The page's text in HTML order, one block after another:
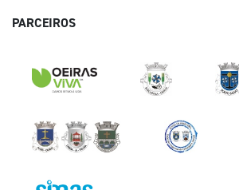
PARCEIROS